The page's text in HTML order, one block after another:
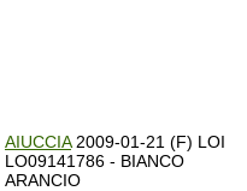
AIUCCIA2009-01-21 (F) LOI
LO09141786 - BIANCO
ARANCIO